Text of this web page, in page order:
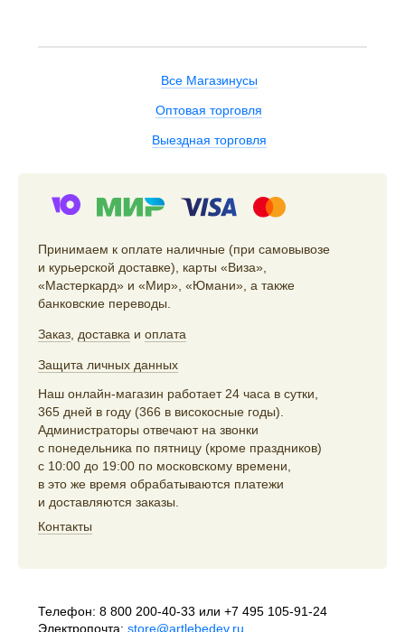
Все Магазинусы
Оптовая торговля
Выездная торговля
Принимаем к оплате наличные (при самовывозе
и курьерской доставке), карты «Виза»,
«Мастеркард» и «Мир», «Юмани», а также
банковские переводы.
Заказ доставка и оплата
Защита личных данных
Наш онлайн-магазин работает 24 часа в сутки,
365 дней в году (366 в високосные годы).
Администраторы отвечают на звонки
с понедельника по пятницу (кроме праздников)
с 10:00 до 19:00 по московскому времени,
в это же время обрабатываются платежи
и доставляются заказы.
Контакты
Телефон: 8 800 200-40-33 или +7 495 105-91-24
Электропочта: store@artlebedev.ru